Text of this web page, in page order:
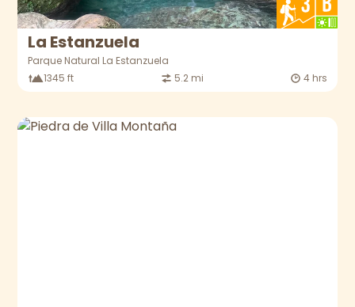
La Estanzuela
Parque Natural La Estanzuela
1345 ft
5.2 mi 4 hrs